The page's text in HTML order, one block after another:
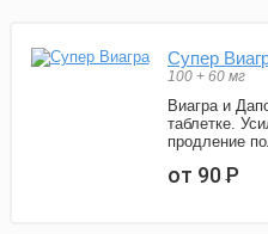
Супер
100 + 60 мг
Виагра и
таблетке.
продление
от 90Р